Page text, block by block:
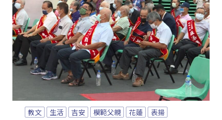
教文 生活 吉安 模範父親 花蓮 表揚